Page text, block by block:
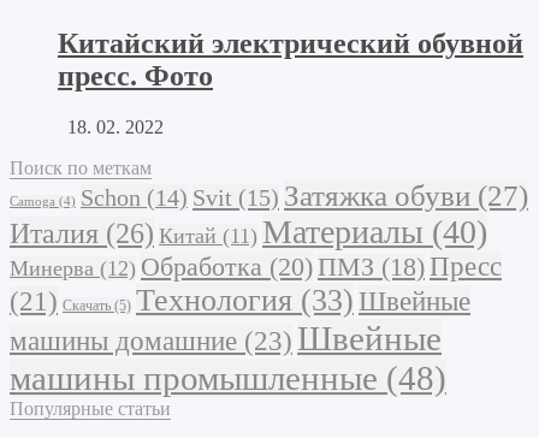
Китайский электрический обувной
пресс. Фото
18. 02. 2022
Поиск по меткам
Camoga (4) Schon (14) Svit (15) Затяжка обуви (27)
Италия (26) Китай (11) Материалы (40)
Минерва (12) Обработка (20) ПМЗ (18) Пресс
(21) Скачать (5) Технология (33) Швейные
машины домашние (23) Швейные
машины промышленные (48)
Популярные статьи